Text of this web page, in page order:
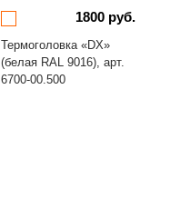
1800 руб.
Термоголовка «DX»
(белая RAL 9016), арт.
6700-00.500